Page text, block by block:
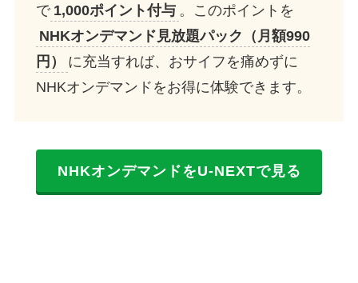
で 1,000ポイント付与 。このポイントを
NHKオンデマンド見放題パック（月額990
円）
に充当すれば、おサイフを痛めずに
NHKオンデマンドをお得に体験できます。
NHKオンデマンドをU-NEXTで見る